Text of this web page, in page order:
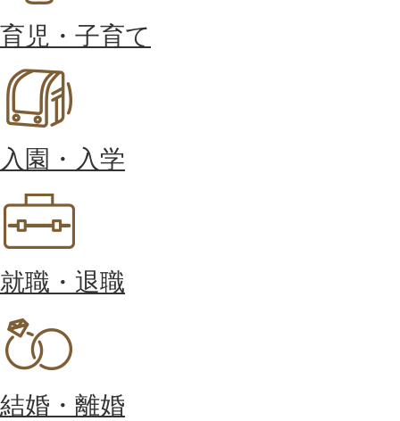
育児・子育て
入園・入学
就職・退職
結婚・離婚